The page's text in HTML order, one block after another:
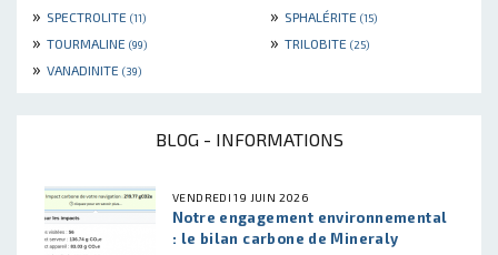
» SPECTROLITE (11) » SPHALÉRITE (15)
» TOURMALINE (99) » TRILOBITE (25)
» VANADINITE (39)
BLOG - INFORMATIONS
VENDREDI 19 JUIN 2026
Notre engagement environnemental
: le bilan carbone de Mineraly